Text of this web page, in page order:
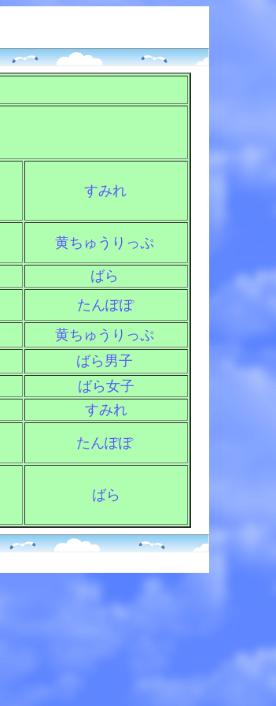
すみれ
黄ちゅうりっぷ
ばら
たんぽぽ
黄ちゅうりっぷ
ばら男子
ばら女子
すみれ
たんぽぽ
ばら